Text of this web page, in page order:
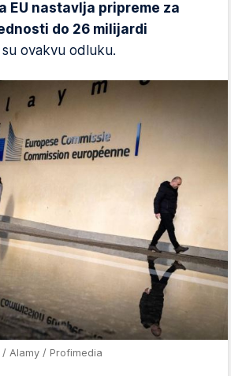
EU nastavlja pripreme za
do 26 milijardi
ovakvu odluku.
Alamy / Profimedia